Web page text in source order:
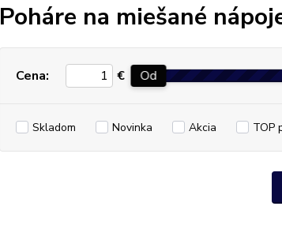
Poháre na miešané
Cena: € Od
Skladom Novinka Akcia TOP